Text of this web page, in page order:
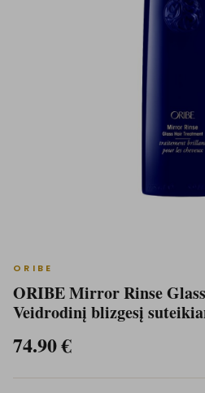
ORIBE
ORIBE Mirror Rinse
Veidrodinį blizgesį
74.90€